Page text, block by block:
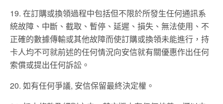
19. 在訂購或換領過程中包括但不限於所發生任何通訊系
統故障、中斷、截取、暫停、延遲、損失、無法使用、不
正確的數據傳輸或其他故障而使訂購或換領未能進行，持
卡人均不可就前述的任何情況向安信就有關優惠作出任何
索償或提出任何訴訟。
20. 如有任何爭議, 安信保留最終決定權。